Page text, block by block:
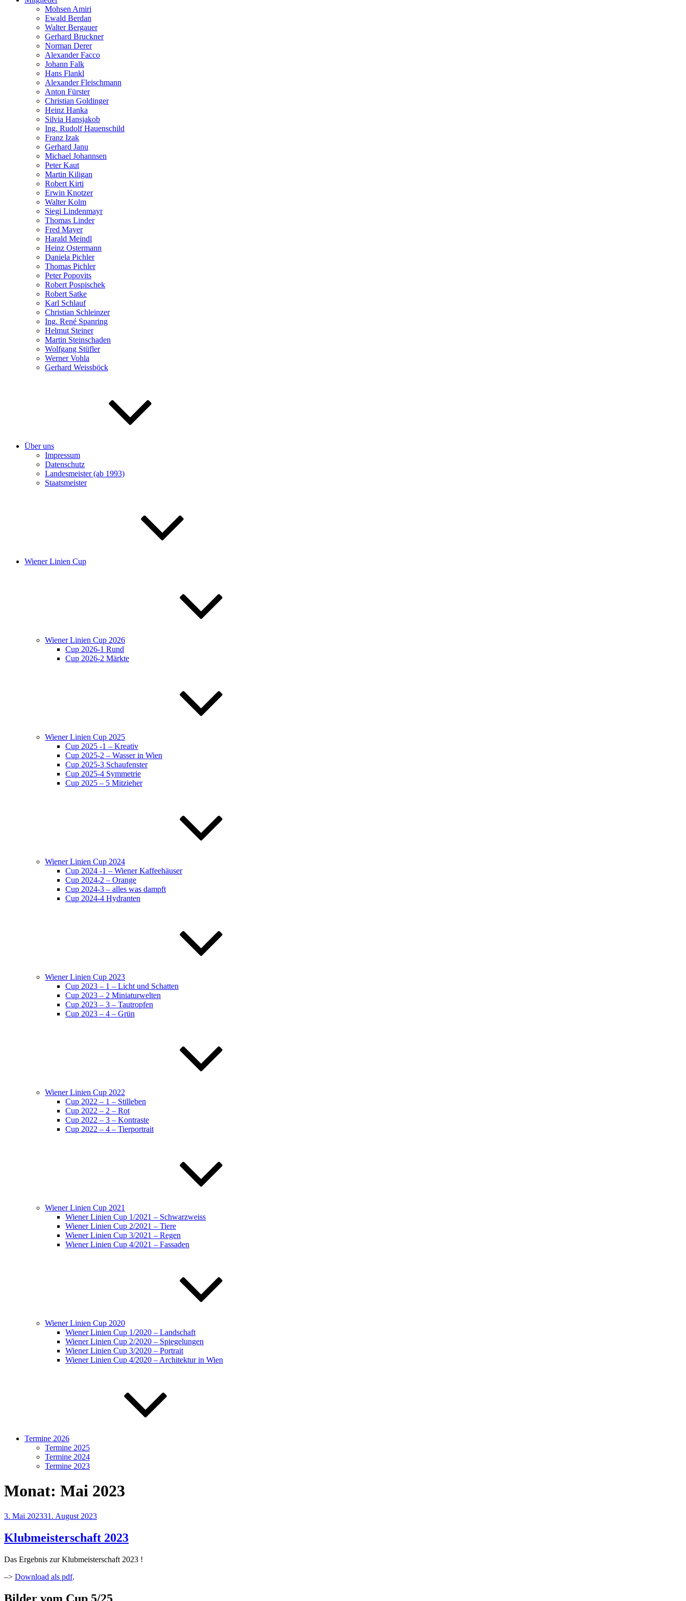
Mohsen Amiri
Ewald Berdan
Walter Bergauer
Gerhard Bruckner
Norman Derer
Alexander Facco
Johann Falk
Hans Flankl
Alexander Fleischmann
Anton Fürster
Christian Goldinger
Heinz Hanka
Silvia Hansjakob
Ing. Rudolf Hauenschild
Franz Izak
Gerhard Janu
Michael Johannsen
Peter Kaut
Martin Kiligan
Robert Kirti
Erwin Knotzer
Walter Kolm
Siegi Lindenmayr
Thomas Linder
Fred Mayer
Harald Meindl
Heinz Ostermann
Daniela Pichler
Thomas Pichler
Peter Popovits
Robert Pospischek
Robert Satke
Karl Schlauf
Christian Schleinzer
Ing. René Spanring
Helmut Steiner
Martin Steinschaden
Wolfgang Stüfler
Werner Vohla
Gerhard Weissböck
Über uns
Impressum
Datenschutz
Landesmeister (ab 1993)
Staatsmeister
Wiener Linien Cup
Wiener Linien Cup 2026
Cup 2026-1 Rund
Cup 2026-2 Märkte
Wiener Linien Cup 2025
Cup 2025 -1 – Kreativ
Cup 2025-2 – Wasser in Wien
Cup 2025-3 Schaufenster
Cup 2025-4 Symmetrie
Cup 2025 – 5 Mitzieher
Wiener Linien Cup 2024
Cup 2024 -1 – Wiener Kaffeehäuser
Cup 2024-2 – Orange
Cup 2024-3 – alles was dampft
Cup 2024-4 Hydranten
Wiener Linien Cup 2023
Cup 2023 – 1 – Licht und Schatten
Cup 2023 – 2 Miniaturwelten
Cup 2023 – 3 – Tautropfen
Cup 2023 – 4 – Grün
Wiener Linien Cup 2022
Cup 2022 – 1 – Stilleben
Cup 2022 – 2 – Rot
Cup 2022 – 3 – Kontraste
Cup 2022 – 4 – Tierportrait
Wiener Linien Cup 2021
Wiener Linien Cup 1/2021 – Schwarzweiss
Wiener Linien Cup 2/2021 – Tiere
Wiener Linien Cup 3/2021 – Regen
Wiener Linien Cup 4/2021 – Fassaden
Wiener Linien Cup 2020
Wiener Linien Cup 1/2020 – Landschaft
Wiener Linien Cup 2/2020 – Spiegelungen
Wiener Linien Cup 3/2020 – Portrait
Wiener Linien Cup 4/2020 – Architektur in Wien
Termine 2026
Termine 2025
Termine 2024
Termine 2023
Monat: Mai 2023
Veröffentlicht
3. Mai 202331. August 2023
Klubmeisterschaft 2023
Das Ergebnis zur Klubmeisterschaft 2023 !
–> Download als pdf.
Bilder vom Cup 5/25